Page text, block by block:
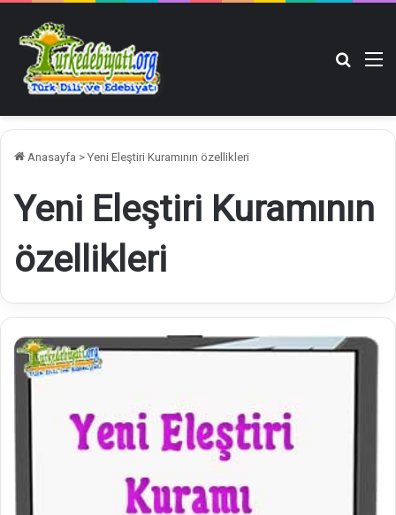
Anasayfa > Yeni Eleştiri Kuramının özellikleri
Yeni Eleştiri Kuramının
özellikleri